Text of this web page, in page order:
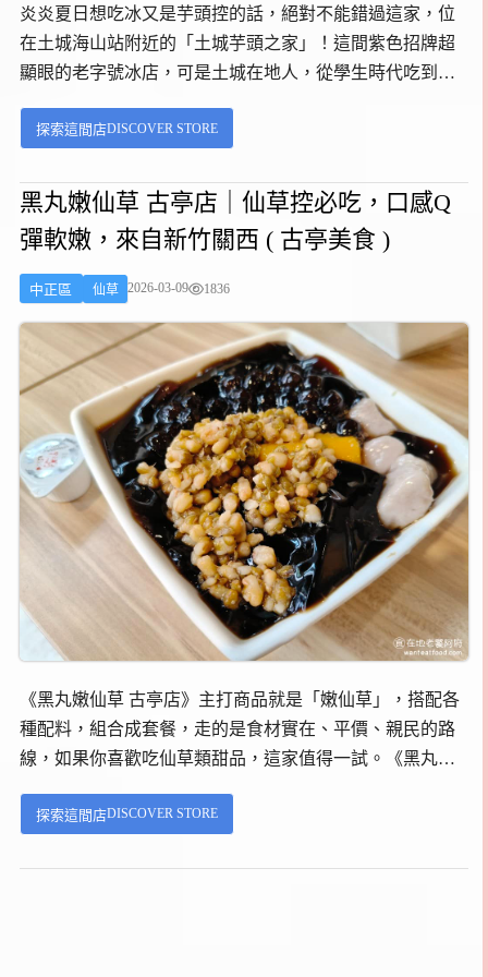
炎炎夏日想吃冰又是芋頭控的話，絕對不能錯過這家，位
在土城海山站附近的「土城芋頭之家」！這間紫色招牌超
顯眼的老字號冰店，可是土城在地人，從學生時代吃到大
面紫到發光的招牌，真的很難不被吸引！尤其是夏天的時
頭之家》可不是浪得虛名，連知名美食節目「食尚玩家」
都曾經報導過呢！在眾多媒體的推薦下，這家店從原本的
在地小店，逐漸成為許多外地人專程前來朝聖的芋頭冰聖
地。...
探索這間店DISCOVER STORE
黑丸嫩仙草 古亭店｜仙草控必吃，口感Q
彈軟嫩，來自新竹關西 ( 古亭美食 )
中正區 仙草 2026-03-09 1836
《黑丸嫩仙草 古亭店》主打商品就是「嫩仙草」，搭配各
種配料，組合成套餐，走的是食材實在、平價、親民的路
線，如果你喜歡吃仙草類甜品，這家值得一試。《黑丸嫩
店、長安店、遼寧店等，分布在各個生活圈。...
探索這間店DISCOVER STORE